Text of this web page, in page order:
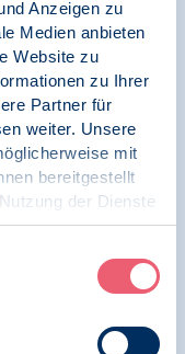
Anzeigen zu
Medien anbieten
Website zu
zu Ihrer
Partner für
weiter. Unsere
mit
bereitgestellt
der Dienste
Schulen | LG
zu viele
NDR